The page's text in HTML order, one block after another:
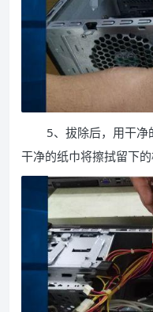
5、拔除后，用干
干净的纸巾将擦拭留下的